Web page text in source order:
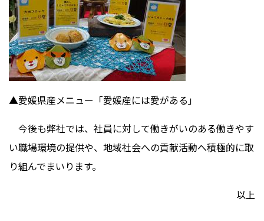
▲愛媛県産メニュー「愛媛産には愛がある」
今後も弊社では、社員に対して働きがいのある働きやす
い職場環境の提供や、地域社会への貢献活動へ積極的に取
り組んでまいります。
以上